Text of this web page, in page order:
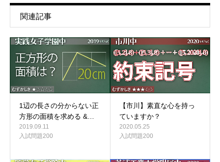
関連記事
1辺の長さの分からない正
方形の面積を求める &…
2019.09.11
入試問題200
【市川】素直な心を持っ
ていますか？
2020.05.25
入試問題200